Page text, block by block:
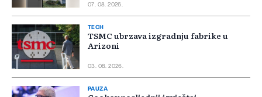
07. 08. 2026.
TECH
TSMC ubrzava izgradnju fabrike u
Arizoni
03. 08. 2026.
PAUZA